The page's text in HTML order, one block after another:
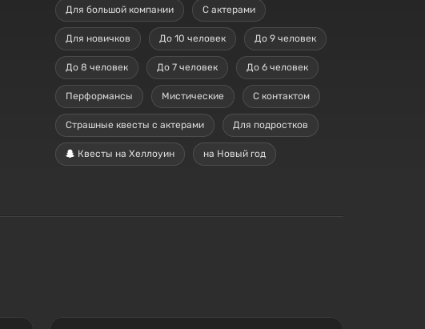
Для большой компании С актерами
Для новичков До 10 человек До 9 человек
До 8 человек До 7 человек До 6 человек
Перформансы Мистические С контактом
Страшные квесты с актерами Для подростков
Квесты на Хеллоуин на Новый год